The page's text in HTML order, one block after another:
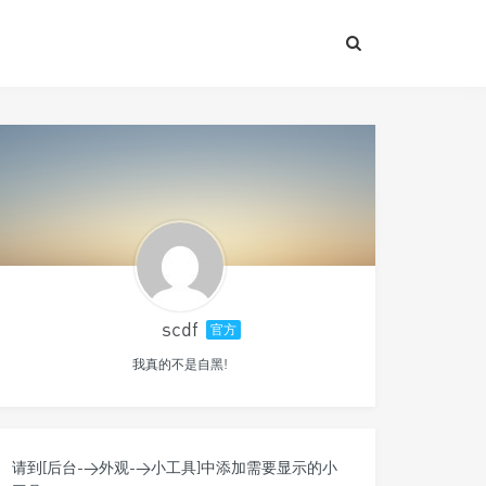
scdf 官方
我真的不是自黑!
请到[后台->外观->小工具]中添加需要显示的小